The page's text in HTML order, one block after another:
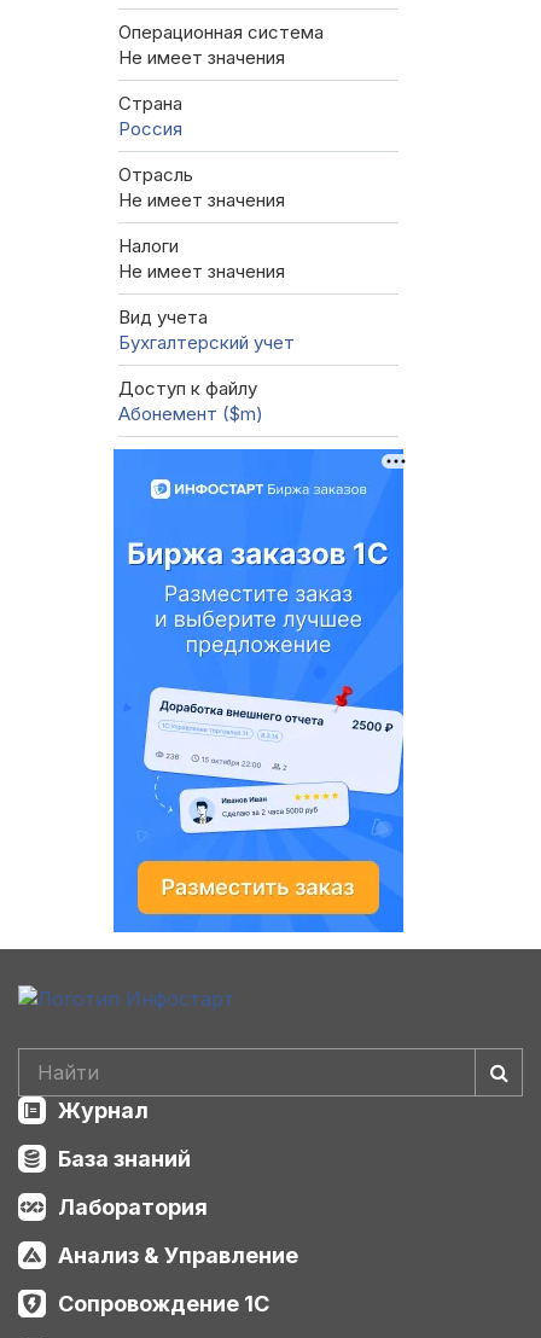
Операционная система
Не имеет значения
Страна
Россия
Отрасль
Не имеет значения
Налоги
Не имеет значения
Вид учета
Бухгалтерский учет
Доступ к файлу
Абонемент ($m)
Журнал
База знаний
Лаборатория
Анализ & Управление
Сопровождение 1С